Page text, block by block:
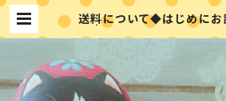
送料について◆はじめにお
い | アトリエシュエット 富